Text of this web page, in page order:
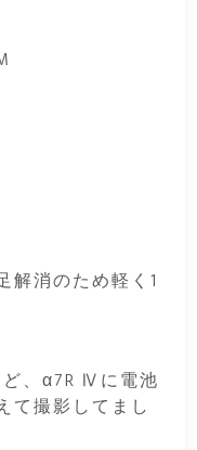
解消のため軽く1
、α7R Ⅳに電池
て撮影してまし